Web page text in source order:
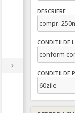
DESCRIERE
compr.
CONDITII DE
conform
CONDITII DE
60zile